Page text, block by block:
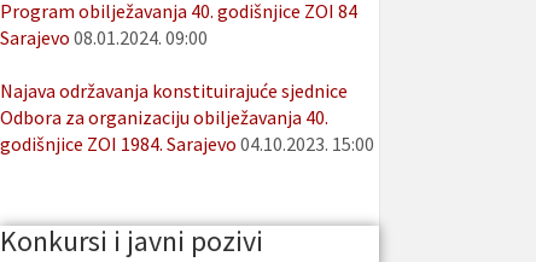
Program obilježavanja 40. godišnjice ZOI 84
Sarajevo 08.01.2024. 09:00
Najava održavanja konstituirajuće sjednice
Odbora za organizaciju obilježavanja 40.
godišnjice ZOI 1984. Sarajevo 04.10.2023. 15:00
Konkursi i javni pozivi